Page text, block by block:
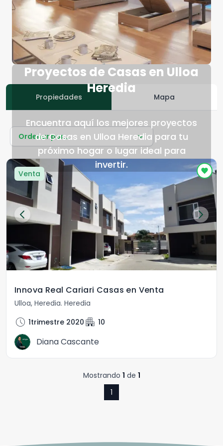
Proyectos de Casas en Ulloa
Heredia
Encuentra aquí los mejores proyectos
de Casas en Ulloa Heredia para tu
próximo hogar o lugar ideal para
invertir.
Propiedades Mapa
Ordenar por...
Venta
Innova Real Cariari Casas en Venta
Ulloa, Heredia. Heredia
schedule 1trimestre 2020 apartment 10
Diana Cascante
Mostrando 1 de 1
1